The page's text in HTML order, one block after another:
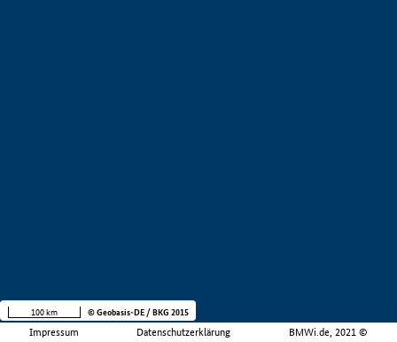
Impressum Datenschutzerklärung BMWi.de, 2021 ©
100 km © Geobasis-DE / BKG 2015